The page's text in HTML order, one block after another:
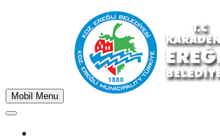
Mobil Menu